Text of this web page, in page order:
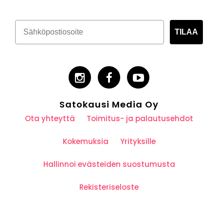
TILAA
Satokausi Media Oy
Ota yhteyttä Toimitus- ja palautusehdot
Kokemuksia Yrityksille
Hallinnoi evästeiden suostumusta
Rekisteriseloste